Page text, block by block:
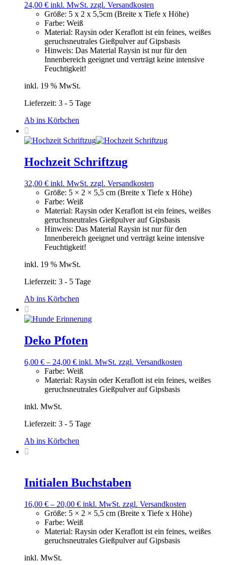
24,00 € inkl. MwSt. zzgl. Versandkosten
Größe: 5 x 2 x 5,5cm (Breite x Tiefe x Höhe)
Farbe: Weiß
Material: Raysin oder Keraflott ist ein feines, weißes
geruchsneutrales Gießpulver auf Gipsbasis
Hinweis: Das Material Raysin ist nur für den
Innenbereich geeignet und verträgt keine intensive
Feuchtigkeit!
inkl. 19 % MwSt.
Lieferzeit: 3 - 5 Tage
Ab ins Körbchen
Hochzeit Schriftzug
32,00 € inkl. MwSt. zzgl. Versandkosten
Größe: 5 × 2 × 5,5 cm (Breite x Tiefe x Höhe)
Farbe: Weiß
Material: Raysin oder Keraflott ist ein feines, weißes
geruchsneutrales Gießpulver auf Gipsbasis
Hinweis: Das Material Raysin ist nur für den
Innenbereich geeignet und verträgt keine intensive
Feuchtigkeit!
inkl. 19 % MwSt.
Lieferzeit: 3 - 5 Tage
Ab ins Körbchen
Deko Pfoten
6,00 € – 24,00 € inkl. MwSt. zzgl. Versandkosten
Farbe: Weiß
Material: Raysin oder Keraflott ist ein feines, weißes
geruchsneutrales Gießpulver auf Gipsbasis
inkl. MwSt.
Lieferzeit: 3 - 5 Tage
Ab ins Körbchen
Initialen Buchstaben
16,00 € – 20,00 € inkl. MwSt. zzgl. Versandkosten
Größe: 5 × 2 × 5,5 cm (Breite x Tiefe x Höhe)
Farbe: Weiß
Material: Raysin oder Keraflott ist ein feines, weißes
geruchsneutrales Gießpulver auf Gipsbasis
inkl. MwSt.